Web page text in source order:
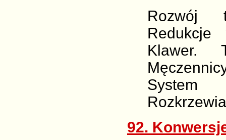
Rozwój
Redukcje
Klawer.
System
92.